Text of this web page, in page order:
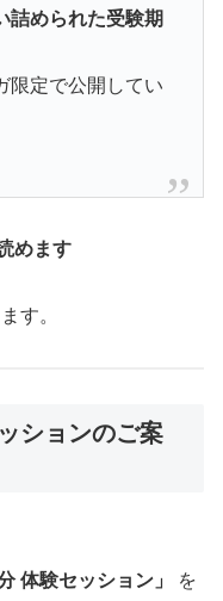
詰められた受験期
限定で公開してい
めます
す。
ションのご案
体験セッション」
を